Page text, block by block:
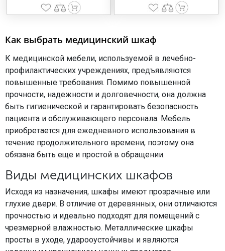
Как выбрать медицинский шкаф
К медицинской мебели, используемой в лечебно-
профилактических учреждениях, предъявляются
повышенные требования. Помимо повышенной
прочности, надежности и долговечности, она должна
быть гигиенической и гарантировать безопасность
пациента и обслуживающего персонала. Мебель
приобретается для ежедневного использования в
течение продолжительного времени, поэтому она
обязана быть еще и простой в обращении.
Виды медицинских шкафов
Исходя из назначения, шкафы имеют прозрачные или
глухие двери. В отличие от деревянных, они отличаются
прочностью и идеально подходят для помещений с
чрезмерной влажностью. Металлические шкафы
просты в уходе, ударооустойчивы и являются